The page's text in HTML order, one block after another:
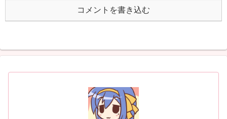
コメントを書き込む